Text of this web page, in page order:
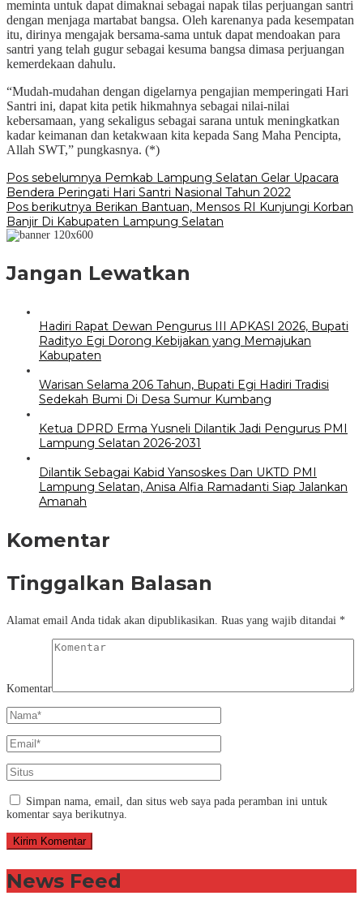
meminta untuk dapat dimaknai sebagai napak tilas perjuangan santri
dengan menjaga martabat bangsa. Oleh karenanya pada kesempatan
itu, dirinya mengajak bersama-sama untuk dapat mendoakan para
santri yang telah gugur sebagai kesuma bangsa dimasa perjuangan
kemerdekaan dahulu.
“Mudah-mudahan dengan digelarnya pengajian memperingati Hari
Santri ini, dapat kita petik hikmahnya sebagai nilai-nilai
kebersamaan, yang sekaligus sebagai sarana untuk meningkatkan
kadar keimanan dan ketakwaan kita kepada Sang Maha Pencipta,
Allah SWT,” pungkasnya. (*)
Navigasi
pos
Pos sebelumnya Pemkab Lampung Selatan Gelar Upacara
Bendera Peringati Hari Santri Nasional Tahun 2022
Pos berikutnya Berikan Bantuan, Mensos RI Kunjungi Korban
Banjir Di Kabupaten Lampung Selatan
Jangan Lewatkan
Hadiri Rapat Dewan Pengurus III APKASI 2026, Bupati
Radityo Egi Dorong Kebijakan yang Memajukan
Kabupaten
Warisan Selama 206 Tahun, Bupati Egi Hadiri Tradisi
Sedekah Bumi Di Desa Sumur Kumbang
Ketua DPRD Erma Yusneli Dilantik Jadi Pengurus PMI
Lampung Selatan 2026-2031
Dilantik Sebagai Kabid Yansoskes Dan UKTD PMI
Lampung Selatan, Anisa Alfia Ramadanti Siap Jalankan
Amanah
Komentar
Tinggalkan Balasan
Alamat email Anda tidak akan dipublikasikan. Ruas yang wajib ditandai *
Komentar
Simpan nama, email, dan situs web saya pada peramban ini untuk
komentar saya berikutnya.
News Feed